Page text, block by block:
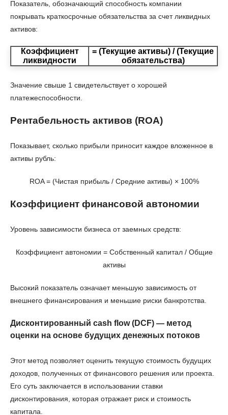
Показатель, обозначающий способность компании
покрывать краткосрочные обязательства за счет ликвидных
активов:
Коэффициент
ликвидности
= (Текущие активы) / (Текущие
обязательства)
Значение свыше 1 свидетельствует о хорошей
платежеспособности.
Рентабельность активов (ROA)
Показывает, сколько прибыли приносит каждое вложенное в
активы рубль:
ROA = (Чистая прибыль / Средние активы) × 100%
Коэффициент финансовой автономии
Уровень зависимости бизнеса от заемных средств:
Коэффициент автономии = Собственный капитал / Общие
активы
Высокий показатель означает меньшую зависимость от
внешнего финансирования и меньшие риски банкротства.
Дисконтированный cash flow (DCF) — метод
оценки на основе будущих денежных потоков
Этот метод позволяет оценить текущую стоимость будущих
доходов, полученных от финансового решения или проекта.
Его суть заключается в использовании ставки
дисконтирования, которая отражает риск и стоимость
капитала.